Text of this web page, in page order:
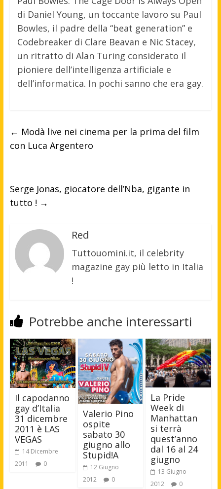
di Daniel Young, un toccante lavoro su Paul
Bowles, il padre della “beat generation” e
Codebreaker di Clare Beavan e Nic Stacey,
un ritratto di Alan Turing considerato il
pioniere dell’intelligenza artificiale e
dell’informatica. In pochi sanno che era gay.
← Modà live nei cinema per la prima del film
con Luca Argentero
Serge Jonas, giocatore dell’Nba, gigante in
tutto ! →
Red
Tuttouomini.it, il celebrity
magazine gay più letto in Italia
!
Potrebbe anche interessarti
Il capodanno
gay d’Italia
31 dicembre
2011 è LAS
VEGAS
14 Dicembre
2011
0
Valerio Pino
ospite
sabato 30
giugno allo
Stupid!A
12 Giugno
2012
0
La Pride
Week di
Manhattan
si terrà
quest’anno
dal 16 al 24
giugno
13 Giugno
2012
0